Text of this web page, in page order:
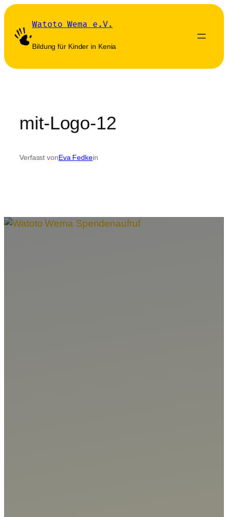
Zum
springen
Watoto Wema e.V.
Bildung für Kinder in Kenia
mit-Logo-12
Verfasst vonEva Fedkein